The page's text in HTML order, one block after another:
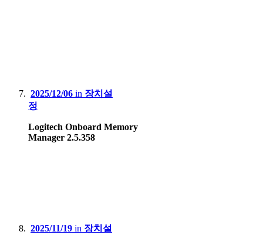
2025/12/06 in 장치설
정
Logitech Onboard Memory
Manager 2.5.358
2025/11/19 in 장치설